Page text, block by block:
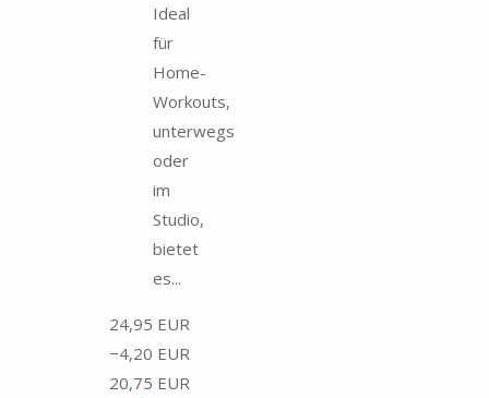
Ideal
für
Home-
Workouts,
unterwegs
oder
im
Studio,
bietet
es...
24,95 EUR
−4,20 EUR
20,75 EUR